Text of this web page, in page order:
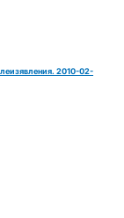
2010-02-